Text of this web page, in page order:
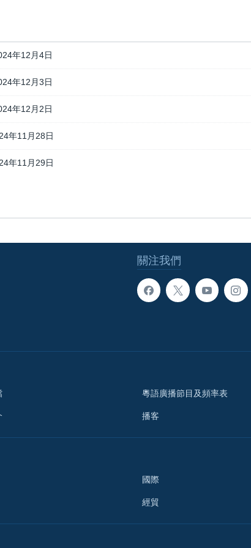
年12月4日
年12月3日
年12月2日
年11月28日
年11月29日
關注我們
粵語廣播節目及頻率表
播客
國際
經貿